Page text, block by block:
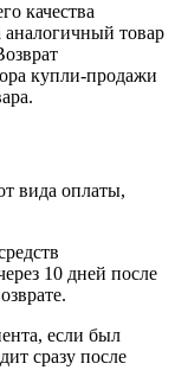
качества
товар
купли-продажи
вида оплаты,
10 дней после
если был
сразу после